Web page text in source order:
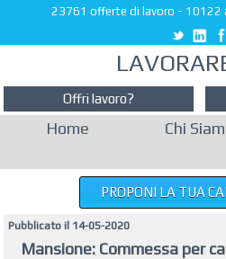
23761 offerte di lavoro - 10122
Offri lavoro?
Home Chi
Pubblicato il 14-05-2020
Mansione: Commessa per
PROPONI LA TUA